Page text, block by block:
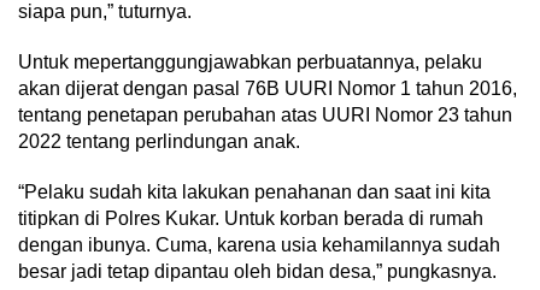
siapa pun,” tuturnya.
Untuk mepertanggungjawabkan perbuatannya, pelaku
akan dijerat dengan pasal 76B UURI Nomor 1 tahun 2016,
tentang penetapan perubahan atas UURI Nomor 23 tahun
2022 tentang perlindungan anak.
“Pelaku sudah kita lakukan penahanan dan saat ini kita
titipkan di Polres Kukar. Untuk korban berada di rumah
dengan ibunya. Cuma, karena usia kehamilannya sudah
besar jadi tetap dipantau oleh bidan desa,” pungkasnya.